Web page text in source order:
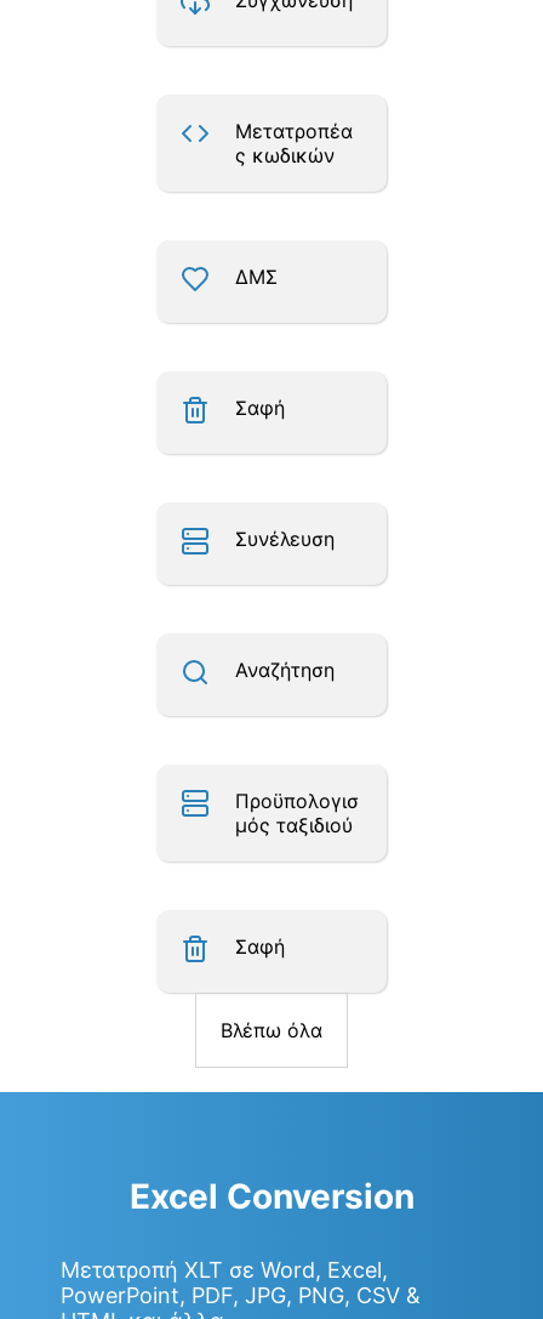
Μετατροπέα
ς κωδικών
ΔΜΣ
Σαφή
Συνέλευση
Αναζήτηση
Προϋπολογισ
μός ταξιδιού
Σαφή
Βλέπω όλα
Excel Conversion
Μετατροπή XLT σε Word, Excel,
PowerPoint, PDF, JPG, PNG, CSV &